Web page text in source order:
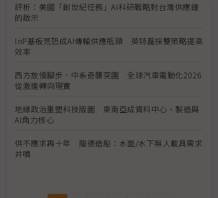
評析：美國「創世紀任務」AI科研戰略對台灣供應鏈
的啟示
InP基板荒恐成AI傳輸供應瓶頸 英特磊採雙策略提高
效率
西方放慢腳步、中系奇襲突圍 全球汽車電動化2026
從激進轉向現實
地緣政治重塑科技版圖 東南亞成資料中心、製造與
AI角力核心
供不應求再十年 龍德造船：水面/水下無人載具需求
井噴